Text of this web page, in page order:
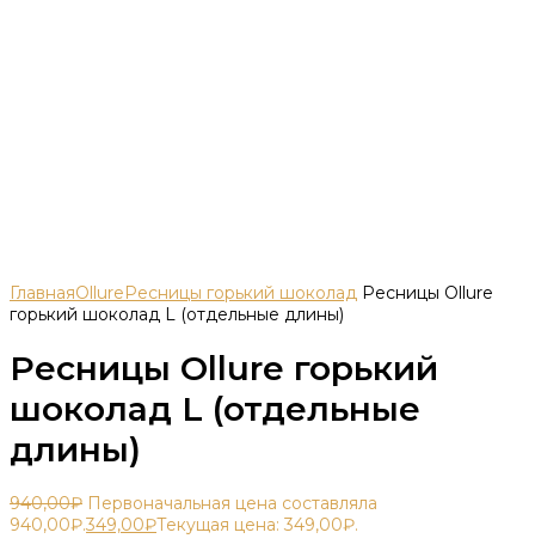
ГлавнаяOllureРесницы горький шоколад Ресницы Ollure
горький шоколад L (отдельные длины)
Ресницы Ollure горький
шоколад L (отдельные
длины)
940,00₽ Первоначальная цена составляла
940,00₽.349,00₽Текущая цена: 349,00₽.